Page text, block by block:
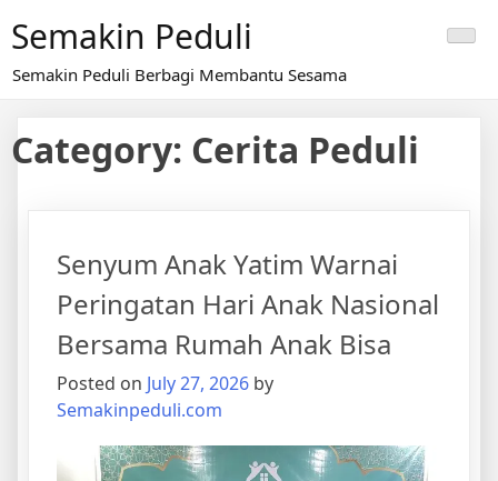
to
content
Semakin Peduli
Semakin Peduli Berbagi Membantu Sesama
Category: Cerita Peduli
Senyum Anak Yatim Warnai
Peringatan Hari Anak Nasional
Bersama Rumah Anak Bisa
Posted on July 27, 2026 by
Semakinpeduli.com